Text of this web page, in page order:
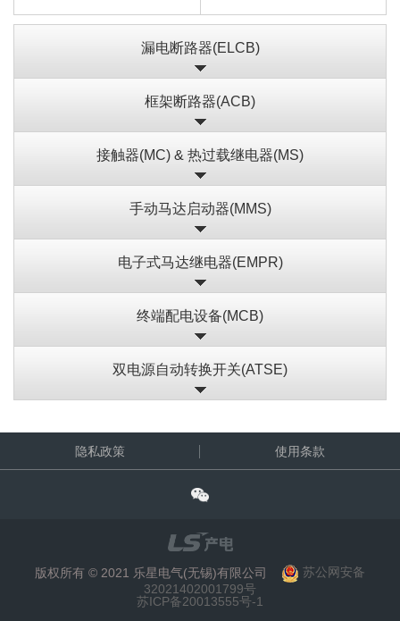
漏电断路器(ELCB)
框架断路器(ACB)
接触器(MC) & 热过载继电器(MS)
手动马达启动器(MMS)
电子式马达继电器(EMPR)
终端配电设备(MCB)
双电源自动转换开关(ATSE)
隐私政策 使用条款
版权所有 © 2021 乐星电气(无锡)有限公司
苏公网安备
32021402001799号
苏ICP备20013555号-1